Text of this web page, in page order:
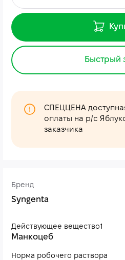
Бренд
Syngenta
Действующее вещество1
Манкоцеб
Норма робочего раствора
Быстрый
СПЕЦЦЕНА
оплаты на р/с
заказчика